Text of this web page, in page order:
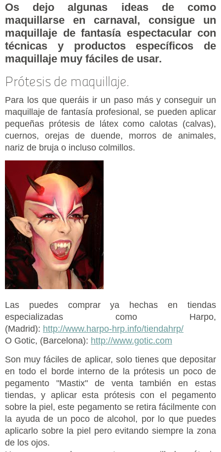
Os dejo algunas ideas de como
maquillarse en carnaval, consigue un
maquillaje de fantasía espectacular con
técnicas y productos específicos de
maquillaje muy fáciles de usar.
Prótesis de maquillaje.
Para los que queráis ir un paso más y conseguir un
maquillaje de fantasía profesional, se pueden aplicar
pequeñas prótesis de látex como calotas (calvas),
cuernos, orejas de duende, morros de animales,
nariz de bruja o incluso colmillos.
Las puedes comprar ya hechas en tiendas
especializadas como Harpo,
(Madrid): http://www.harpo-hrp.info/tiendahrp/
O Gotic, (Barcelona): http://www.gotic.com
Son muy fáciles de aplicar, solo tienes que depositar
en todo el borde interno de la prótesis un poco de
pegamento "Mastix" de venta también en estas
tiendas, y aplicar esta prótesis con el pegamento
sobre la piel, este pegamento se retira fácilmente con
la ayuda de un poco de alcohol, por lo que puedes
aplicarlo sobre la piel pero evitando siempre la zona
de los ojos.